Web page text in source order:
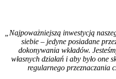
„Najpoważniejszą inwestycją
siebie – jedyne posiadane
dokonywania wkładów.
własnych działań i aby było one
regularnego przeznaczania